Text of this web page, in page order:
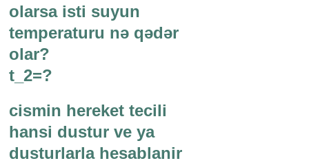
olarsa isti suyun
temperaturu nə qədər
olar?
t_2=?
cismin hereket tecili
hansi dustur ve ya
dusturlarla hesablanir